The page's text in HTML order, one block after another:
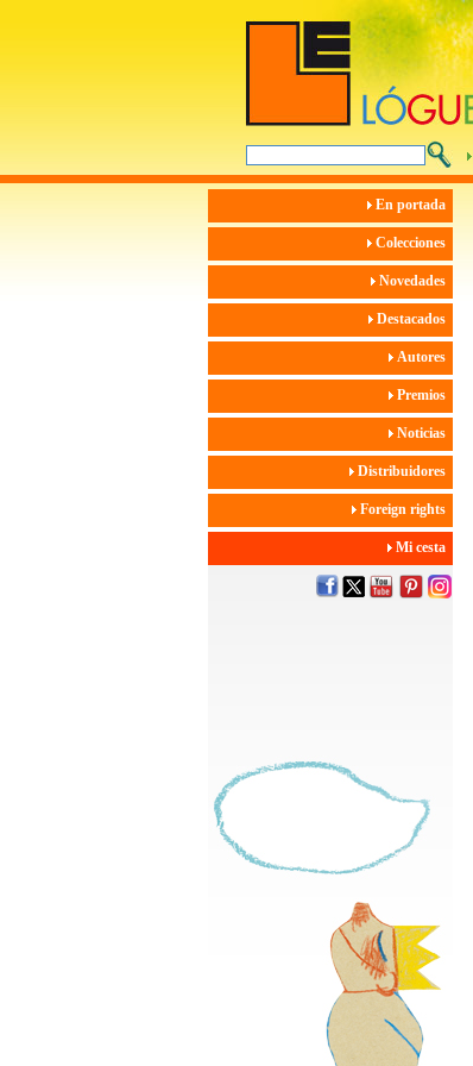
En portada
Colecciones
Novedades
Destacados
Autores
Premios
Noticias
Distribuidores
Foreign rights
Mi cesta